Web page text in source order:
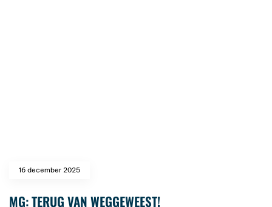
16 december 2025
MG: TERUG VAN WEGGEWEEST!